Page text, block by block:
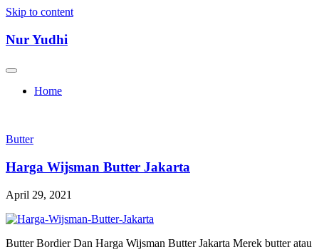
Skip to content
Nur Yudhi
Home
Butter
Harga Wijsman Butter Jakarta
April 29, 2021
Butter Bordier Dan Harga Wijsman Butter Jakarta Merek butter atau